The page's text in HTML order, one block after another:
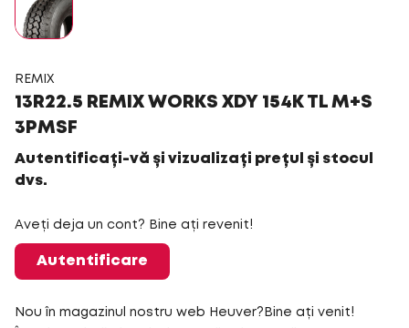
REMIX
13R22.5 REMIX WORKS XDY 154K TL M+S
3PMSF
Autentificați-vă și vizualizați prețul și stocul
dvs.
Aveți deja un cont? Bine ați revenit!
Autentificare
Nou în magazinul nostru web Heuver?Bine ați venit!